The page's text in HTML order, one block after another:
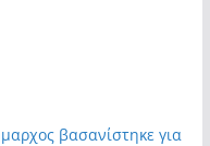
βασανίστηκε για